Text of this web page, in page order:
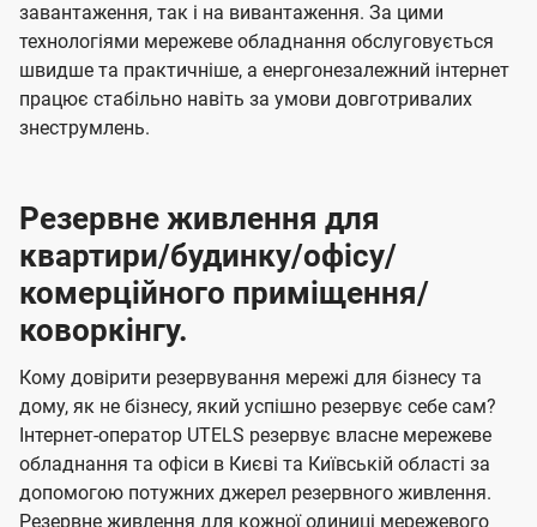
завантаження, так і на вивантаження. За цими
технологіями мережеве обладнання обслуговується
швидше та практичніше, а енергонезалежний інтернет
працює стабільно навіть за умови довготривалих
знеструмлень.
Резервне живлення для
квартири/будинку/офісу/
комерційного приміщення/
коворкінгу.
Кому довірити резервування мережі для бізнесу та
дому, як не бізнесу, який успішно резервує себе сам?
Інтернет-оператор UTELS резервує власне мережеве
обладнання та офіси в Києві та Київській області за
допомогою потужних джерел резервного живлення.
Резервне живлення для кожної одиниці мережевого